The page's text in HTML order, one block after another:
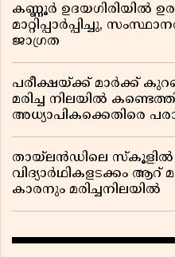
കണ്ണൂർ ഉദയഗിരിയിൽ
മാറ്റിപ്പാർപ്പിച്ചു,
ജാഗ്രത
പരീക്ഷയ്ക്ക് മാർക്ക്
മരിച്ച നിലയിൽ
അധ്യാപികക്കെതിരെ
തായ്‌ലൻഡിലെ സ്‌കൂളിൽ
വിദ്യാർഥികളടക്കം ആറ്
കാരനും മരിച്ചനിലയിൽ